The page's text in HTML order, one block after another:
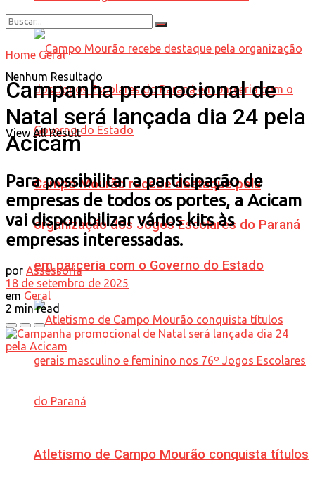
Campo Mourão recebe destaque pela
organização dos Jogos Escolares do Paraná
em parceria com o Governo do Estado
Atletismo de Campo Mourão conquista títulos
Nenhum Resultado
View All Result
Home Geral
Campanha promocional de
Natal será lançada dia 24 pela
Acicam
Para possibilitar a participação de
empresas de todos os portes, a Acicam
vai disponibilizar vários kits às
empresas interessadas.
por Assessoria
18 de setembro de 2025
em Geral
2 min read